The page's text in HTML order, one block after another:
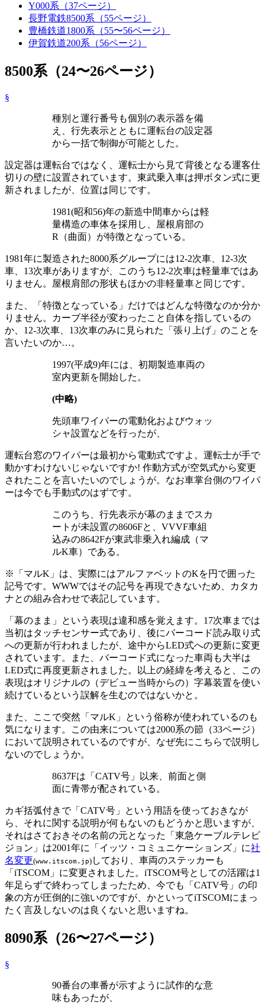
Y000系（37ページ）
長野電鉄8500系（55ページ）
豊橋鉄道1800系（55〜56ページ）
伊賀鉄道200系（56ページ）
8500系（24〜26ページ）
§
種別と運行番号も個別の表示器を備
え、行先表示とともに運転台の設定器
から一括で制御が可能とした。
設定器は運転台ではなく、運転士から見て背後となる運客仕
切りの壁に設置されています。東武乗入車は押ボタン式に更
新されましたが、位置は同じです。
1981(昭和56)年の新造中間車からは軽
量構造の車体を採用し、屋根肩部の
R（曲面）が特徴となっている。
1981年に製造された8000系グループには12-2次車、12-3次
車、13次車がありますが、このうち12-2次車は軽量車ではあ
りません。屋根肩部の形状もほかの非軽量車と同じです。
また、「特徴となっている」だけではどんな特徴なのか分か
りません。カーブ半径が変わったこと自体を指しているの
か、12-3次車、13次車のみに見られた「張り上げ」のことを
言いたいのか…。
1997(平成9)年には、初期製造車両の
室内更新を開始した。
(中略)
先頭車ワイパーの電動化およびウォッ
シャ設置などを行ったが、
運転台窓のワイパーは最初から電動式ですよ。運転士が手で
動かすわけないじゃないですか! 作動方式が空気式から変更
されたことを言いたいのでしょうが。なお車掌台側のワイパ
ーは今でも手動式のはずです。
このうち、行先表示が幕のままでスカ
ートが未設置の8606Fと、VVVF車組
込みの8642Fが東武非乗入れ編成（マ
ルK車）である。
※
「マルK」は、実際にはアルファベットのKを円で囲った
記号です。WWWではその記号を再現できないため、カタカ
ナとの組み合わせで表記しています。
「幕のまま」という表現は違和感を覚えます。17次車までは
当初はタッチセンサー式であり、後にバーコード読み取り式
への更新が行われましたが、途中からLED式への更新に変更
されています。また、バーコード式になった車両も大半は
LED式に再度更新されました。以上の経緯を考えると、この
表現はオリジナルの（デビュー当時からの）字幕装置を使い
続けているという誤解を生むのではないかと。
また、ここで突然「マルK」という俗称が使われているのも
気になります。この由来については2000系の節（33ページ）
において説明されているのですが、なぜ先にこちらで説明し
ないのでしょうか。
8637Fは「CATV号」以来、前面と側
面に青帯が配されている。
カギ括弧付きで「CATV号」という用語を使っておきなが
ら、それに関する説明が何もないのもどうかと思いますが、
それはさておきその名前の元となった「東急ケーブルテレビ
ジョン」は2001年に「イッツ・コミュニケーションズ」に社
名変更(www.itscom.jp) しており、車両のステッカーも
「iTSCOM」に変更されました。iTSCOM号としての活躍は1
年足らずで終わってしまったため、今でも「CATV号」の印
象の方が圧倒的に強いのですが、かといってiTSCOMにまっ
たく言及しないのは良くないと思いますね。
8090系（26〜27ページ）
§
90番台の車番が示すように試作的な意
味もあったが、